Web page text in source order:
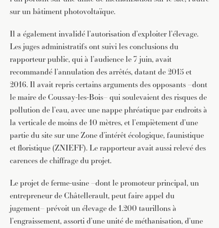
sur un bâtiment photovoltaïque.
Il a également invalidé l’autorisation d’exploiter l’élevage.
Les juges administratifs ont suivi les conclusions du
rapporteur public, qui à l’audience le 7 juin, avait
recommandé l’annulation des arrêtés, datant de 2015 et
2016. Il avait repris certains arguments des opposants –dont
le maire de Coussay-les-Bois– qui soulevaient des risques de
pollution de l’eau, avec une nappe phréatique par endroits à
la verticale de moins de 10 mètres, et l’empiètement d’une
partie du site sur une Zone d’intérêt écologique, faunistique
et floristique (ZNIEFF). Le rapporteur avait aussi relevé des
carences de chiffrage du projet.
Le projet de ferme-usine –dont le promoteur principal, un
entrepreneur de Châtellerault, peut faire appel du
jugement– prévoit un élevage de 1.200 taurillons à
l’engraissement, assorti d’une unité de méthanisation, d’une